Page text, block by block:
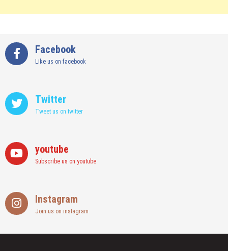
Facebook
Like us on facebook
Twitter
Tweet us on twitter
youtube
Subscribe us on youtube
Instagram
Join us on instagram